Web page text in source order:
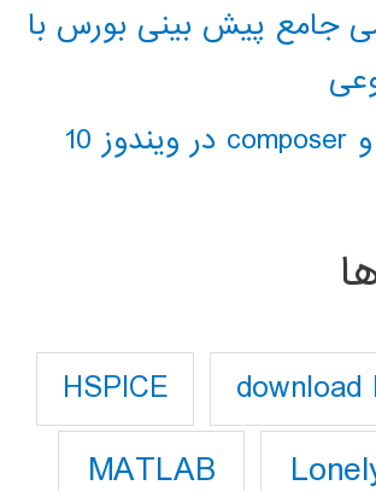
جامع پیش بینی بورس با
download
HSPICE
MATLAB